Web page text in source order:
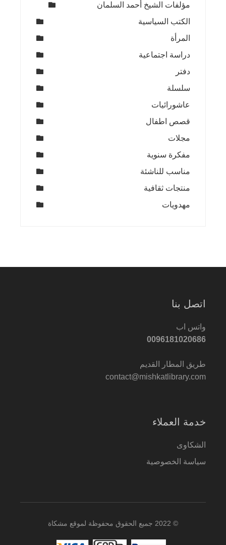
مؤلفات الشيخ أحمد السلمان
الكتب السياسية
المرأة
دراسة اجتماعية
دفتر
سلسلة
عاشورائيات
قصص اطفال
مجلات
مفكرة سنوية
مناسب للناشئة
منتجات ثقافية
مهدويات
اتصل بنا
واتس اب
0096181020686
طريق المطار القديم
contact@mishkatlibrary.com
خدمة العملاء
الشكاوى
سياسة الخصوصية
© 2022 جميع الحقوق محفوظة لموقع مشكاة